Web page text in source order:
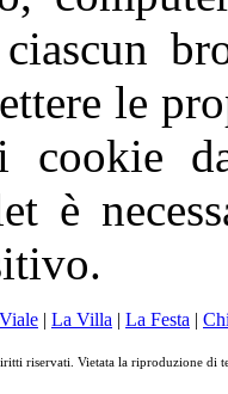
le
cookie
è
| La Villa | La Festa |
riservati. Vietata la riproduzione di